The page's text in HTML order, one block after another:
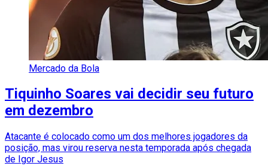
Mercado da Bola
Tiquinho Soares vai decidir seu futuro
em dezembro
Atacante é colocado como um dos melhores jogadores da
posição, mas virou reserva nesta temporada após chegada
de Igor Jesus